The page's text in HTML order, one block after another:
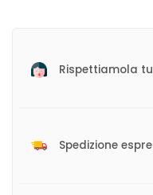
Rispettiamola
Spedizione